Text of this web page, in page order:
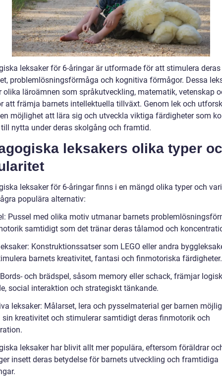
leksaker för 6-åringar är utformade för att stimulera deras
problemlösningsförmåga och kognitiva förmågor. Dessa
olika läroämnen som språkutveckling, matematik, vetenskap
att främja barnets intellektuella tillväxt. Genom lek och
möjlighet att lära sig och utveckla viktiga färdigheter som
nytta under deras skolgång och framtid.
leksakers olika typer
leksaker för 6-åringar finns i en mängd olika typer och
populära alternativ:
Pussel med olika motiv utmanar barnets
samtidigt som det tränar deras tålamod och
Konstruktionssatser som LEGO eller andra
barnets kreativitet, fantasi och finmotoriska färdigheter.
och brädspel, såsom memory eller schack, främjar
social interaktion och strategiskt tänkande.
leksaker: Målarset, lera och pysselmaterial ger barnen
sin kreativitet och stimulerar samtidigt deras finmotorik och
leksaker har blivit allt mer populära, eftersom föräldrar
insett deras betydelse för barnets utveckling och framtidiga